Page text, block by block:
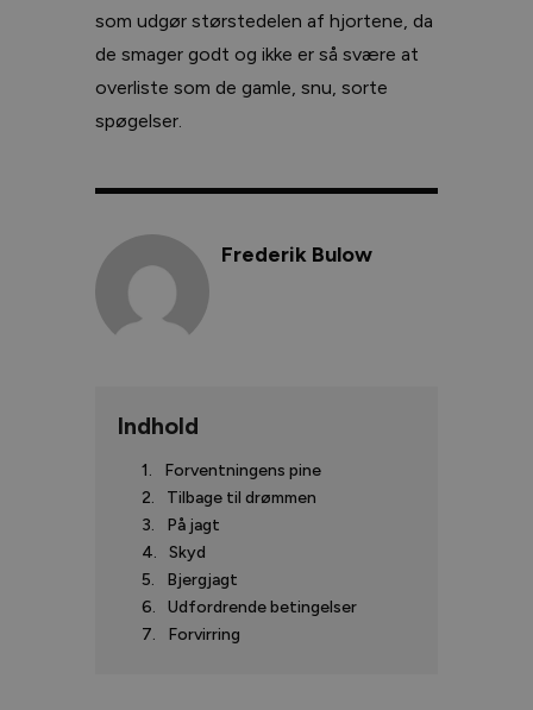
som udgør størstedelen af hjortene, da
de smager godt og ikke er så svære at
overliste som de gamle, snu, sorte
spøgelser.
Frederik Bulow
Indhold
Forventningens pine
Tilbage til drømmen
På jagt
Skyd
Bjergjagt
Udfordrende betingelser
Forvirring